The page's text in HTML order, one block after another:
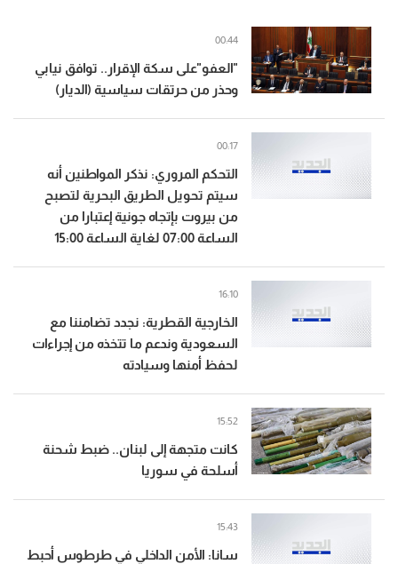
"العفو"على سكة الإقرار.. توافق نيابي
وحذر من حرتقات سياسية (الديار)
00:44
التحكم المروري: نذكر المواطنين أنه
سيتم تحويل الطريق البحرية لتصبح
من بيروت بإتجاه جونية إعتبارا من
الساعة 07:00 لغاية الساعة 15:00
00:17
الخارجية القطرية: نجدد تضامننا مع
السعودية وندعم ما تتخذه من إجراءات
لحفظ أمنها وسيادته
16:10
كانت متجهة إلى لبنان.. ضبط شحنة
أسلحة في سوريا
15:52
سانا: الأمن الداخلي في طرطوس أحبط
15:43